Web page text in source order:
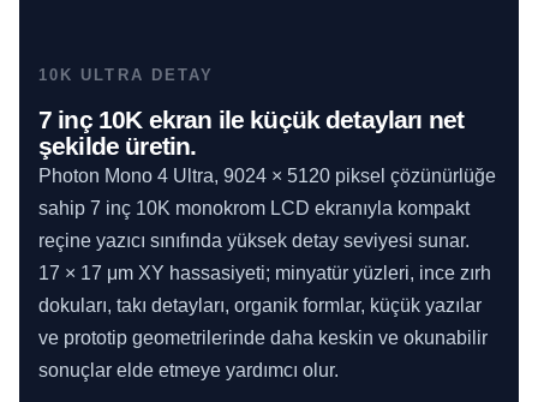
10K ULTRA DETAY
7 inç 10K ekran ile küçük detayları net
şekilde üretin.
Photon Mono 4 Ultra, 9024 × 5120 piksel çözünürlüğe
sahip 7 inç 10K monokrom LCD ekranıyla kompakt
reçine yazıcı sınıfında yüksek detay seviyesi sunar.
17 × 17 μm XY hassasiyeti; minyatür yüzleri, ince zırh
dokuları, takı detayları, organik formlar, küçük yazılar
ve prototip geometrilerinde daha keskin ve okunabilir
sonuçlar elde etmeye yardımcı olur.